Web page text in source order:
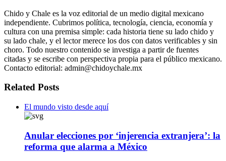
Chido y Chale es la voz editorial de un medio digital mexicano
independiente. Cubrimos política, tecnología, ciencia, economía y
cultura con una premisa simple: cada historia tiene su lado chido y
su lado chale, y el lector merece los dos con datos verificables y sin
choro. Todo nuestro contenido se investiga a partir de fuentes
citadas y se escribe con perspectiva propia para el público mexicano.
Contacto editorial: admin@chidoychale.mx
Related Posts
El mundo visto desde aquí
Anular elecciones por ‘injerencia extranjera’: la
reforma que alarma a México